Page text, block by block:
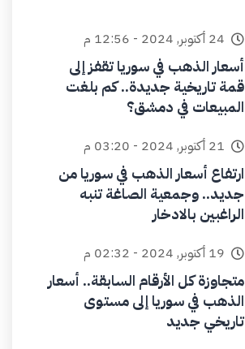
24 أكتوبر, 2024 - 12:56 م
أسعار الذهب في سوريا تقفز إلى
قمة تاريخية جديدة.. كم بلغت
المبيعات في دمشق؟
21 أكتوبر, 2024 - 03:20 م
ارتفاع أسعار الذهب في سوريا من
جديد.. وجمعية الصاغة تنبه
الراغبين بالادخار
19 أكتوبر, 2024 - 02:32 م
متجاوزة كل الأرقام السابقة.. أسعار
الذهب في سوريا إلى مستوى
تاريخي جديد